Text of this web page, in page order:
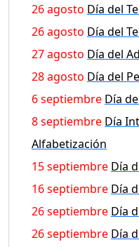
26 agosto Día del
26 agosto Día del
27 agosto Día del
28 agosto Día del
6 septiembre Día
8 septiembre Día
Alfabetización
15 septiembre Día
16 septiembre Día
26 septiembre Día
26 septiembre Día